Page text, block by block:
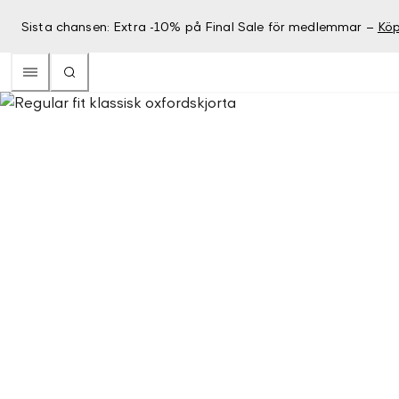
Sista chansen: Extra -10% på Final Sale för medlemmar –